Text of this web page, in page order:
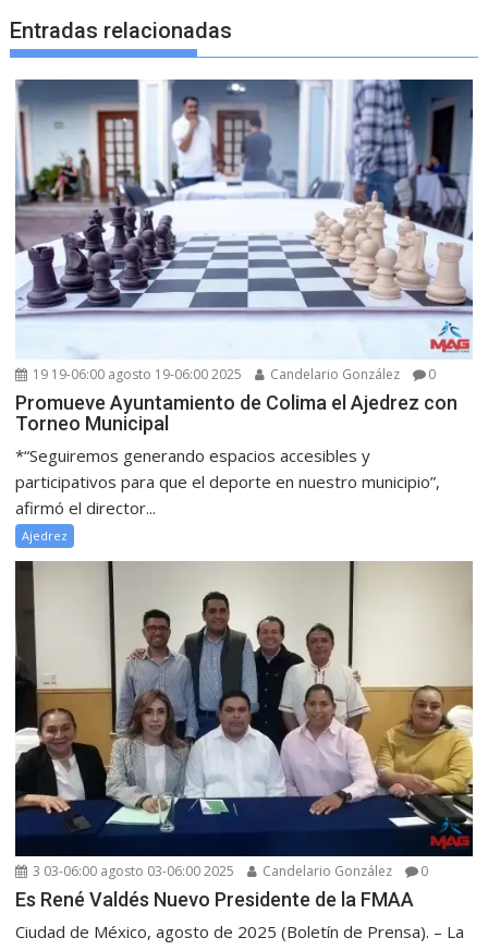
Entradas relacionadas
19 19-06:00 agosto 19-06:00 2025 Candelario González 0
Promueve Ayuntamiento de Colima el Ajedrez con
Torneo Municipal
*“Seguiremos generando espacios accesibles y
participativos para que el deporte en nuestro municipio”,
afirmó el director...
Ajedrez
3 03-06:00 agosto 03-06:00 2025 Candelario González 0
Es René Valdés Nuevo Presidente de la FMAA
Ciudad de México, agosto de 2025 (Boletín de Prensa). – La